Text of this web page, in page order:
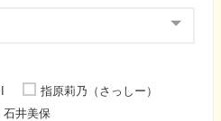
指原莉乃（さっしー）
石井美保